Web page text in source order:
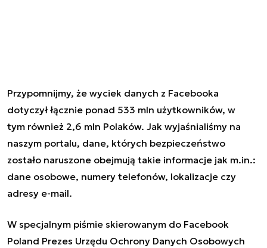
Przypomnijmy, że wyciek danych z Facebooka
dotyczył łącznie ponad 533 mln użytkowników, w
tym również 2,6 mln Polaków. Jak wyjaśnialiśmy na
naszym portalu, dane, których bezpieczeństwo
zostało naruszone obejmują takie informacje jak m.in.:
dane osobowe, numery telefonów, lokalizacje czy
adresy e-mail.
W specjalnym piśmie skierowanym do Facebook
Poland Prezes Urzędu Ochrony Danych Osobowych